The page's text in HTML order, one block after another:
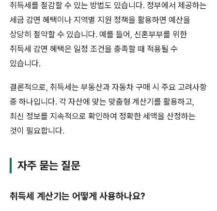
취득세를 절감할 수 있는 방법도 있습니다. 정부에서 제공하는
세금 감면 혜택이나 지역별 지원 정책을 활용하면 예산을
상당히 절약할 수 있습니다. 예를 들어, 신혼부부를 위한
취득세 감면 혜택은 일정 조건을 충족할 때 적용될 수
있습니다.
결론적으로, 취득세는 부동산과 자동차 구매 시 주요 고려사항
중 하나입니다. 각 자산에 맞는 맞춤형 계산기를 활용하고,
최신 정보를 지속적으로 확인하여 정확한 세액을 산정하는
것이 필요합니다.
자주 묻는 질문
취득세 계산기는 어떻게 사용하나요?